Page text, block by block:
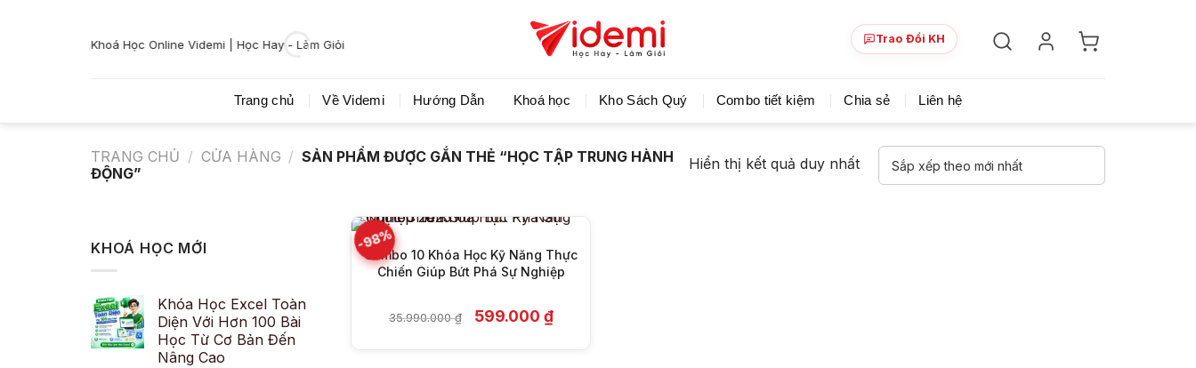
Khoá Học Online Videmi | Học Hay - Làm Giỏi Videmi giúp bạn học tiết kiệm và tiến bộ hơn mỗi ngày! Chia sẻ khoá học giá rẻ cho những ai hạn hẹp
Trao Đổi KH
Trang chủ Về Videmi Hướng Dẫn Khoá học Kho Sách Quý Combo tiết kiệm Chia sẻ Liên hệ
TRANG CHỦ / CỬA HÀNG / SẢN PHẨM ĐƯỢC GẮN THẺ “HỌC TẬP TRUNG HÀNH
ĐỘNG”
Hiển thị kết quả duy nhất
KHOÁ HỌC MỚI
Khóa Học Excel Toàn
Diện Với Hơn 100 Bài
Học Từ Cơ Bản Đến
Nâng Cao
-98%
Combo 10 Khóa Học Kỹ Năng Thực
Chiến Giúp Bứt Phá Sự Nghiệp
35.990.000₫ Giá
599.000 ₫Giá
hiện